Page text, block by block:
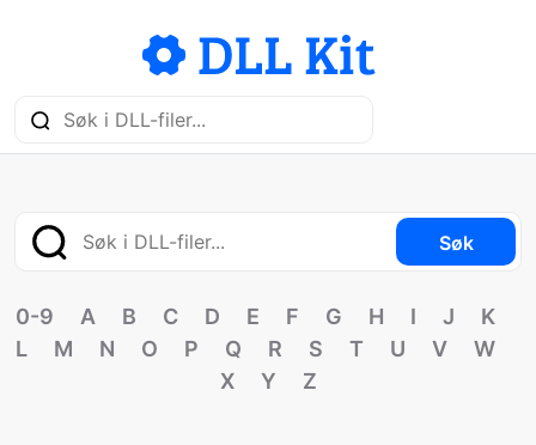
Søk
0-9 A B C D E F G H I J
K
L
M N O P Q R S T U V
W
X
Y Z